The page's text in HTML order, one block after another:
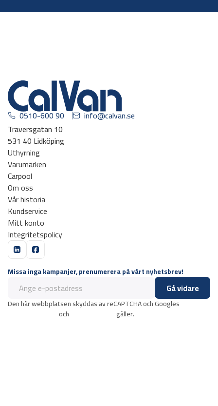
0510-600 90
info@calvan.se
Traversgatan 10
531 40 Lidköping
Uthyrning
Varumärken
Carpool
Om oss
Vår historia
Kundservice
Mitt konto
Integritetspolicy
Missa inga kampanjer, prenumerera på vårt nyhetsbrev!
Gå vidare
Den här webbplatsen skyddas av reCAPTCHA och Googles
och gäller.